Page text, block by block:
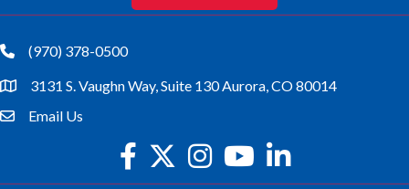
phone(970) 378-0500
location3131 S. Vaughn Way, Suite 130 Aurora, CO 80014
emailEmail Us
facebook
twitterInstagramyoutube